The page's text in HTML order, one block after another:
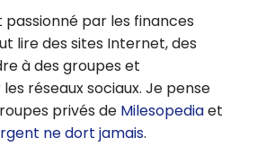
par les finances
lire des sites Internet, des
à des groupes et
réseaux sociaux. Je pense
privés de Milesopediaet
ne dort jamais.